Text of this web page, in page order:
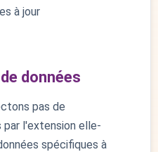
à jour
données
pas de
par l'extension elle-
spécifiques à